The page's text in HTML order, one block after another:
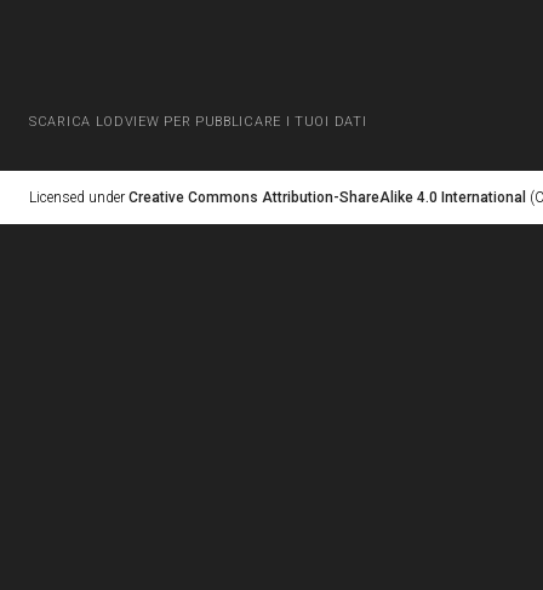
SCARICA LODVIEW PER PUBBLICARE I TUOI DATI
Licensed under Creative Commons Attribution-ShareAlike 4.0 International